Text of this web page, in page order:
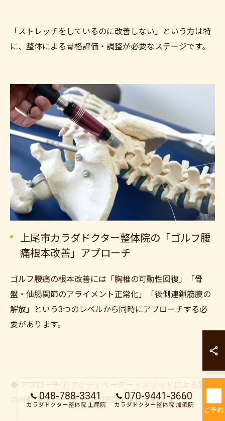
「ストレッチをしているのに改善しない」という方は特
に、整体による骨格評価・調整が必要なステージです。
上尾市カラダドクター整体院の「ゴルフ腰
痛根本改善」アプローチ
ゴルフ腰痛の根本改善には「胸椎の可動性回復」「骨
盤・仙腸関節のアライメント正常化」「後側連鎖筋膜の
解放」という3つのレベルから同時にアプローチする必
要があります。
の可動性回復——スイング回旋の主役を動かす
048-788-3341
カラダドクター整体院 上尾院
070-9441-3660
カラダドクター整体院 加須院
ご予約
カラダドクター
カラダドクター